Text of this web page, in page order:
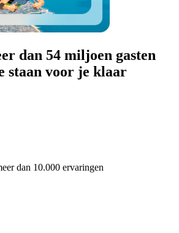
dan 54 miljoen gasten
staan voor je klaar
dan 10.000 ervaringen